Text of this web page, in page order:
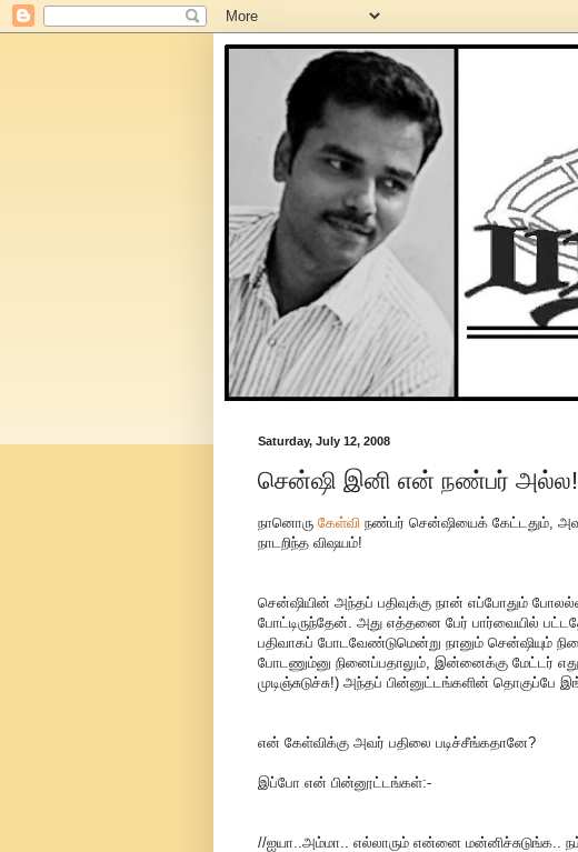
Saturday, July 12, 2008
சென்ஷி இனி என் நண்பர் அல்ல!
நானொரு கேள்வி நண்பர் சென்ஷியைக் கேட்டதும்,
நாடறிந்த விஷயம்!
சென்ஷியின் அந்தப் பதிவுக்கு நான் எப்போதும்
போட்டிருந்தேன். அது எத்தனை பேர் பார்வையில்
பதிவாகப் போடவேண்டுமென்று நானும் சென்ஷியும்
போடணும்னு நினைப்பதாலும், இன்னைக்கு மேட்டர்
முடிஞ்சுடுச்சு!) அந்தப் பின்னுட்டங்களின் தொகுப்பே
என் கேள்விக்கு அவர் பதிலை படிச்சீங்கதானே?
இப்போ என் பின்னூட்டங்கள்:-
//ஐயா..அம்மா.. எல்லாரும் என்னை மன்னிச்சுடுங்க..